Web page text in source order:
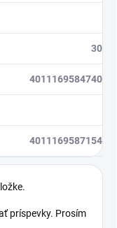
30
4011169584740
4011169587154
príspevky. Prosím